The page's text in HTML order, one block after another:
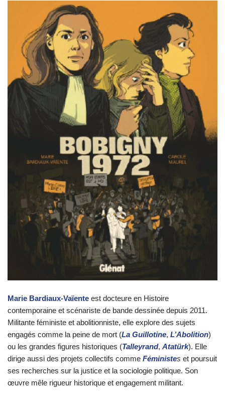
Marie Bardiaux-Vaïente est docteure en Histoire
contemporaine et scénariste de bande dessinée depuis 2011.
Militante féministe et abolitionniste, elle explore des sujets
engagés comme la peine de mort (La Guillotine, L’Abolition)
ou les grandes figures historiques (Talleyrand, Atatürk). Elle
dirige aussi des projets collectifs comme Féministes et poursuit
ses recherches sur la justice et la sociologie politique. Son
œuvre mêle rigueur historique et engagement militant.